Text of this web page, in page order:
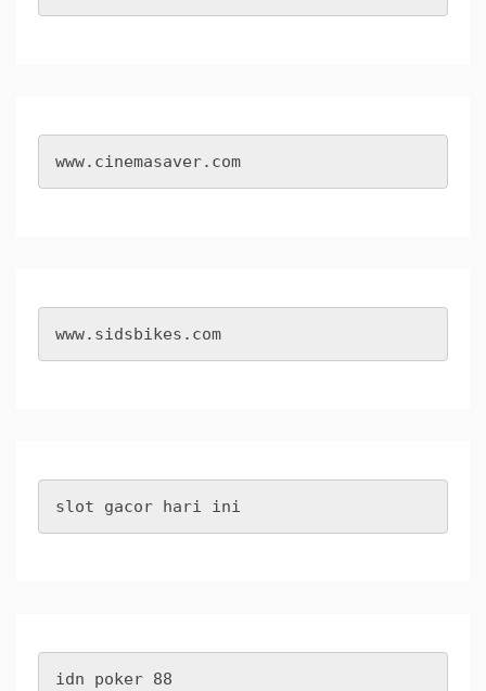
www.cinemasaver.com
www.sidsbikes.com
slot gacor hari ini
idn poker 88